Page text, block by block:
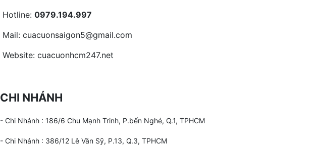
Hotline: 0979.194.997
Mail: cuacuonsaigon5@gmail.com
Website: cuacuonhcm247.net
CHI NHÁNH
- Chi Nhánh : 186/6 Chu Mạnh Trinh, P.bến Nghé, Q.1, TPHCM
- Chi Nhánh : 386/12 Lê Văn Sỹ, P.13, Q.3, TPHCM